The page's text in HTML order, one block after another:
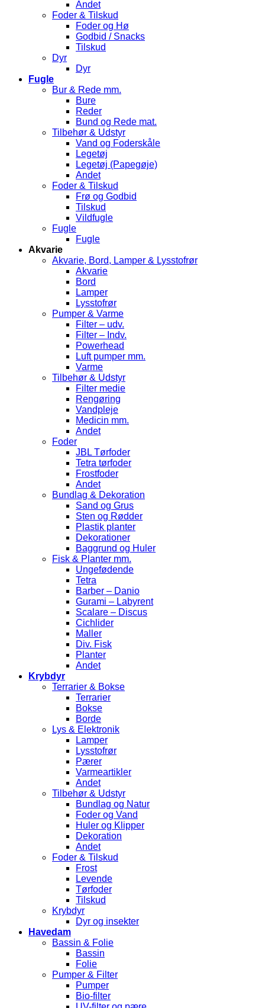
Andet
Foder & Tilskud
Foder og Hø
Godbid / Snacks
Tilskud
Dyr
Dyr
Fugle
Bur & Rede mm.
Bure
Reder
Bund og Rede mat.
Tilbehør & Udstyr
Vand og Foderskåle
Legetøj
Legetøj (Papegøje)
Andet
Foder & Tilskud
Frø og Godbid
Tilskud
Vildfugle
Fugle
Fugle
Akvarie
Akvarie, Bord, Lamper & Lysstofrør
Akvarie
Bord
Lamper
Lysstofrør
Pumper & Varme
Filter – udv.
Filter – Indv.
Powerhead
Luft pumper mm.
Varme
Tilbehør & Udstyr
Filter medie
Rengøring
Vandpleje
Medicin mm.
Andet
Foder
JBL Tørfoder
Tetra tørfoder
Frostfoder
Andet
Bundlag & Dekoration
Sand og Grus
Sten og Rødder
Plastik planter
Dekorationer
Baggrund og Huler
Fisk & Planter mm.
Ungefødende
Tetra
Barber – Danio
Gurami – Labyrent
Scalare – Discus
Cichlider
Maller
Div. Fisk
Planter
Andet
Krybdyr
Terrarier & Bokse
Terrarier
Bokse
Borde
Lys & Elektronik
Lamper
Lysstofrør
Pærer
Varmeartikler
Andet
Tilbehør & Udstyr
Bundlag og Natur
Foder og Vand
Huler og Klipper
Dekoration
Andet
Foder & Tilskud
Frost
Levende
Tørfoder
Tilskud
Krybdyr
Dyr og insekter
Havedam
Bassin & Folie
Bassin
Folie
Pumper & Filter
Pumper
Bio-filter